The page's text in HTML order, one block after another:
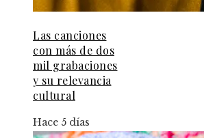
Las canciones
con más de dos
mil grabaciones
y su relevancia
cultural
Hace 5 días